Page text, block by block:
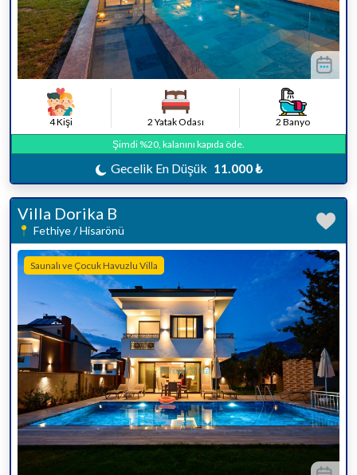
4 Kişi 2 Yatak Odası
2 Banyo
Şimdi %20, kalanını kapıda öde.
Gecelik En Düşük 11.000 ₺
Villa Dorika B
Fethiye / Hisarönü
Saunalı ve Çocuk Havuzlu Villa